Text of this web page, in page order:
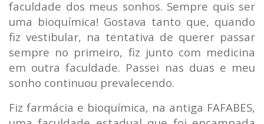
faculdade dos meus sonhos. Sempre quis ser
uma bioquímica! Gostava tanto que, quando
fiz vestibular, na tentativa de querer passar
sempre no primeiro, fiz junto com medicina
em outra faculdade. Passei nas duas e meu
sonho continuou prevalecendo.
Fiz farmácia e bioquímica, na antiga FAFABES,